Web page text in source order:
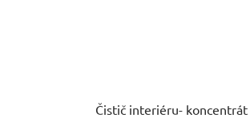
Čistič interiéru- koncentrát